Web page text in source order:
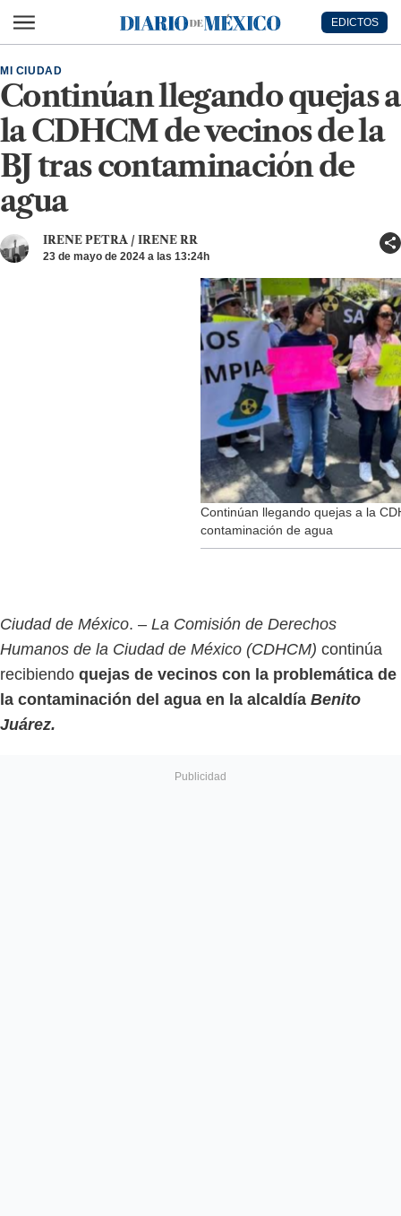
Diario de México
EDICTOS
Continúan llegando quejas a
la CDHCM de vecinos de la
BJ tras contaminación de
agua
MI CIUDAD
IRENE PETRA / IRENE RR
23 de mayo de 2024 a las 13:24h
Continúan llegando quejas a la
contaminación de agua
Ciudad de México. – La Comisión de Derechos
Humanos de la Ciudad de México (CDHCM) continúa
recibiendo quejas de vecinos con la problemática de
la contaminación del agua en la alcaldía Benito
Juárez.